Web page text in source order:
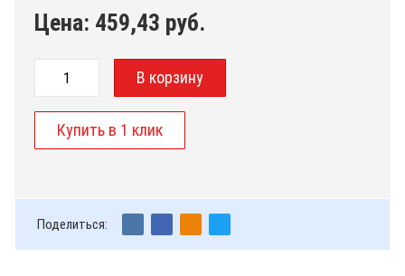
Цена: 459,43 руб.
Поделиться: